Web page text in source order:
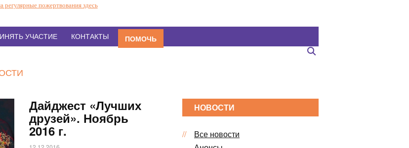
пожертвования здесь
УЧАСТИЕ КОНТАКТЫ ПОМОЧЬ
Дайджест «Лучших
друзей». Ноябрь
2016 г.
НОВОСТИ
Все новости